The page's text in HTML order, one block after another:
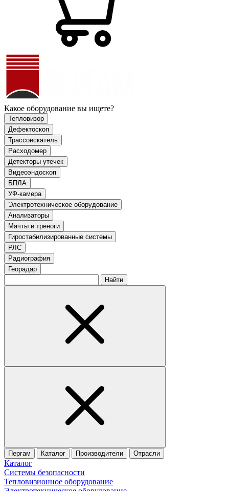
Какое оборудование вы ищете?
Тепловизор
Дефектоскоп
Трассоискатель
Расходомер
Детекторы утечек
Видеоэндоскоп
БПЛА
УФ-камера
Электротехническое оборудование
Анализаторы
Мачты и треноги
Гиростабилизированные системы
РЛС
Радиография
Георадар
Найти
Пергам Каталог Производители Отрасли
Каталог
Системы безопасности
Тепловизионное оборудование